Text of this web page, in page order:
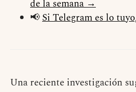
de la semana →
📢Si Telegram es lo
Una reciente investigación